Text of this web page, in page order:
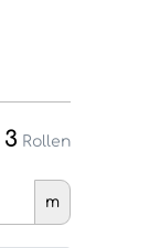
3 Rollen
m